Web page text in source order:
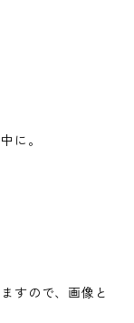
に。
すので、画像と